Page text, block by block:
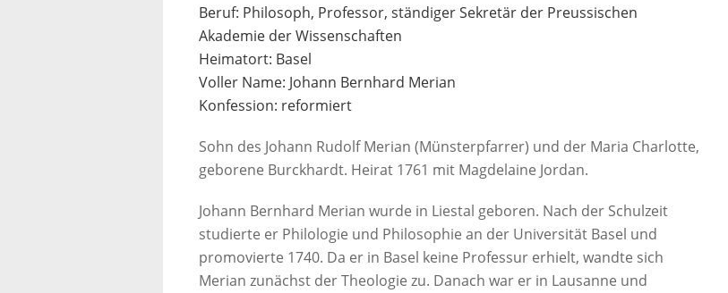
Beruf: Philosoph, Professor, ständiger Sekretär der Preussischen
Akademie der Wissenschaften
Heimatort: Basel
Voller Name: Johann Bernhard Merian
Konfession: reformiert
Sohn des Johann Rudolf Merian (Münsterpfarrer) und der Maria Charlotte,
geborene Burckhardt. Heirat 1761 mit Magdelaine Jordan.
Johann Bernhard Merian wurde in Liestal geboren. Nach der Schulzeit
studierte er Philologie und Philosophie an der Universität Basel und
promovierte 1740. Da er in Basel keine Professur erhielt, wandte sich
Merian zunächst der Theologie zu. Danach war er in Lausanne und